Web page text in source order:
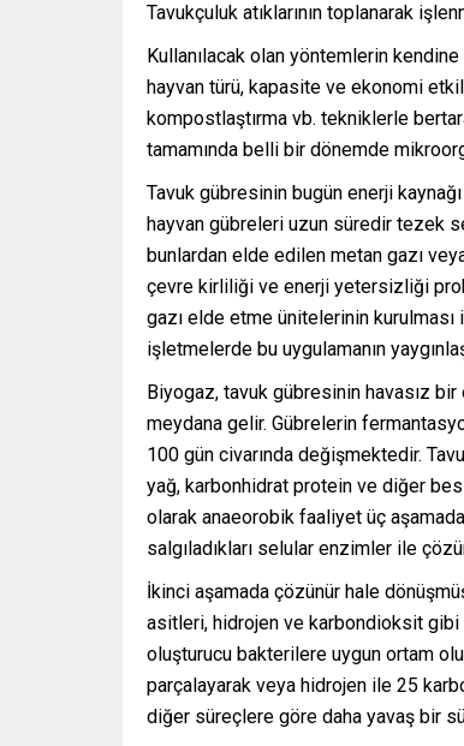
Tavukçuluk atıklarının toplanarak
Kullanılacak olan yöntemlerin
hayvan türü, kapasite ve ekonomi
kompostlaştırma vb. tekniklerle
tamamında belli bir dönemde
Tavuk gübresinin bugün enerji
hayvan gübreleri uzun süredir tezek
bunlardan elde edilen metan gazı
çevre kirliliği ve enerji yetersizliği
gazı elde etme ünitelerinin
işletmelerde bu uygulamanın
Biyogaz, tavuk gübresinin havasız
meydana gelir. Gübrelerin
100 gün civarında değişmektedir.
yağ, karbonhidrat protein ve diğer
olarak anaeorobik faaliyet üç
salgıladıkları selular enzimler ile
İkinci aşamada çözünür hale
asitleri, hidrojen ve karbondioksit gibi
oluşturucu bakterilere uygun ortam
parçalayarak veya hidrojen ile 25
diğer süreçlere göre daha yavaş bir